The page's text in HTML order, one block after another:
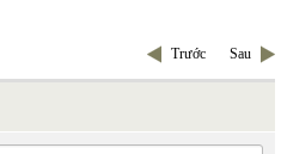
Trước Sau